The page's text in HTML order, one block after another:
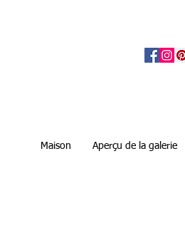
Maison Aperçu de la galerie